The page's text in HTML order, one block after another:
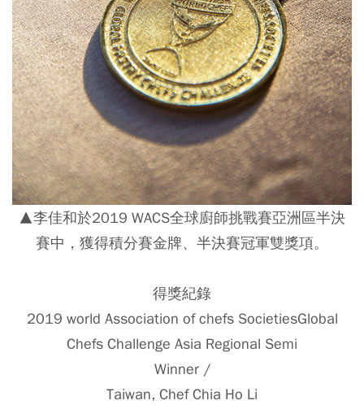
▲李佳和於2019 WACS全球廚師挑戰賽亞洲區半決
賽中，獲得積分賽金牌、半決賽冠軍雙獎項。
得獎紀錄
2019 world Association of chefs SocietiesGlobal
Chefs Challenge Asia Regional Semi
Winner /
Taiwan, Chef Chia Ho Li